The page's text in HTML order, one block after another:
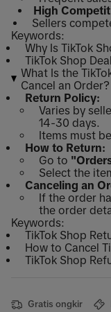
High
Sellers
Keywords:
Why Is TikTok
TikTok Shop
What Is the
Cancel an Order?
Return Policy:
Varies by
14-30 days.
Items must
How to Return:
Go to
Select the
Canceling an
If the order
the order
Keywords:
TikTok Shop
How to Cancel
TikTok Shop
Gratis ongkir